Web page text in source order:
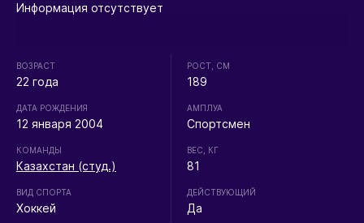
Информация отсутствует
ВОЗРАСТ
22 года
ДАТА РОЖДЕНИЯ
12 января 2004
КОМАНДЫ
Казахстан (студ.)
ВИД СПОРТА
Хоккей
РОСТ, СМ
189
АМПЛУА
Спортсмен
ВЕС, КГ
81
ДЕЙСТВУЮЩИЙ
Да